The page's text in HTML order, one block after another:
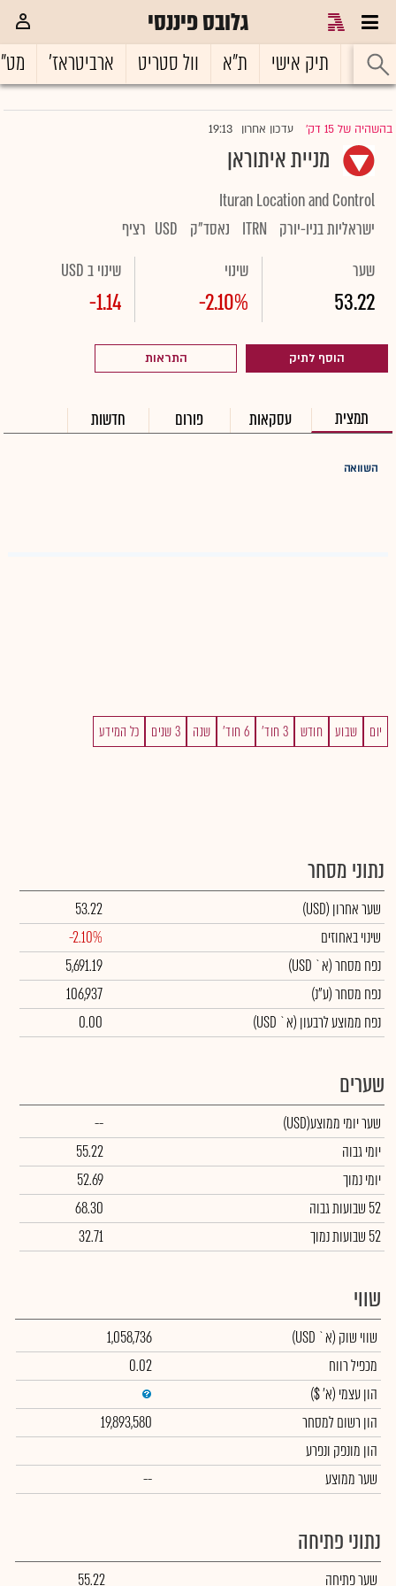
גלובס פיננסי
ראשי תיק אישי ת"א וול סטריט ארביטראז'
בהשהיה של 15 דק' |עדכון אחרון 19:13
מניית איתוראן
Ituran Location and Control
ישראליות בניו-יורק
ITRN נאסד"ק USD רציף
שער
53.22
שינוי
-2.10%
שינוי ב USD
-1.14
הוסף לתיק התראות
תמצית עסקאות פורום חדשות
השוואה
יום שבוע חודש 3 חוד' 6 חוד' שנה 3 שנים כל המידע
נתוני מסחר
שער אחרון (USD)
53.22
שינוי באחוזים
-2.10%
נפח מסחר(א` USD)
5,691.19
נפח מסחר(ע"נ)
106,937
נפח ממוצע לרבעון (א` USD)
0.00
שערים
שער יומי ממוצע(USD)
--
יומי גבוה
55.22
יומי נמוך
52.69
52 שבועות גבוה
68.30
52 שבועות נמוך
32.71
שווי
שווי שוק (א` USD)
1,058,736
מכפיל רווח
0.02
הון עצמי (א' $)
הון רשום למסחר
19,893,580
הון מונפק ונפרע
שער ממוצע
--
נתוני פתיחה
שער פתיחה 55.22